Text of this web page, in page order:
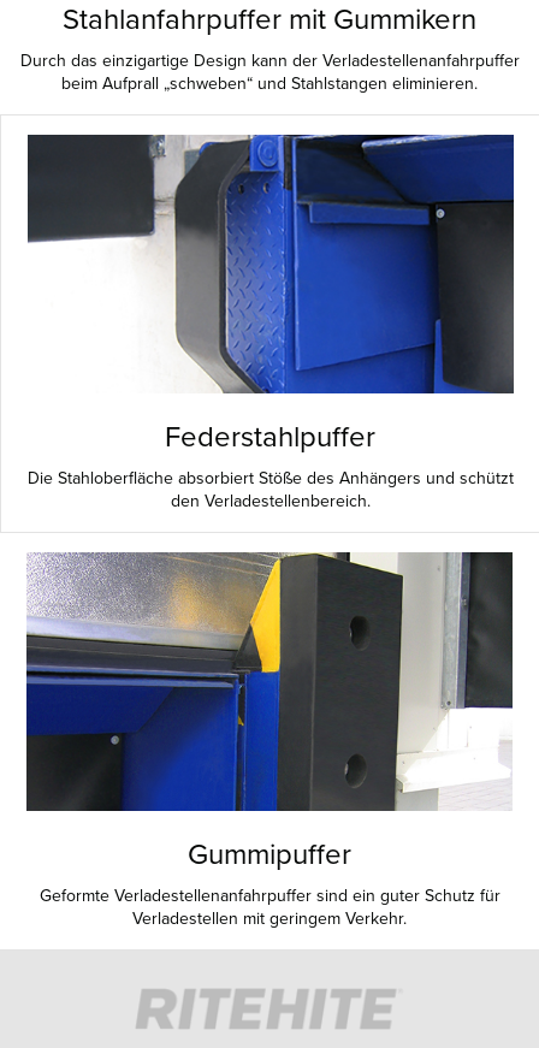
Stahlanfahrpuffer mit Gummikern
Durch das einzigartige Design kann der Verladestellenanfahrpuffer
beim Aufprall „schweben“ und Stahlstangen eliminieren.
Federstahlpuffer
Die Stahloberfläche absorbiert Stöße des Anhängers und schützt
den Verladestellenbereich.
Gummipuffer
Geformte Verladestellenanfahrpuffer sind ein guter Schutz für
Verladestellen mit geringem Verkehr.